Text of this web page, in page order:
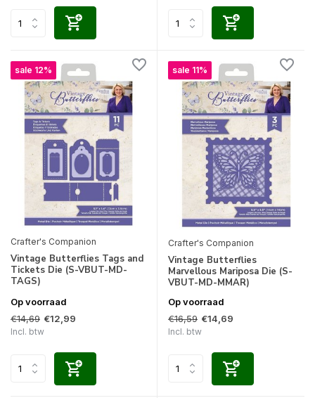
sale 12%
Crafter's Companion
Vintage Butterflies Tags and
Tickets Die (S-VBUT-MD-
TAGS)
Op voorraad
€14,69 €12,99
Incl. btw
sale 11%
Crafter's Companion
Vintage Butterflies
Marvellous Mariposa Die (S-
VBUT-MD-MMAR)
Op voorraad
€16,59 €14,69
Incl. btw